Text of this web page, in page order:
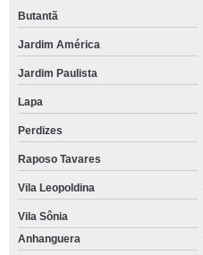
Butantã
Jardim América
Jardim Paulista
Lapa
Perdizes
Raposo Tavares
Vila Leopoldina
Vila Sônia
Anhanguera